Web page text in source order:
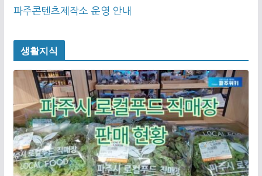
파주콘텐츠제작소 운영 안내
생활지식